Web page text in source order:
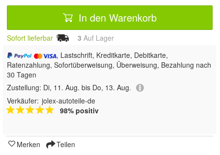
In den Warenkorb
Sofort lieferbar 3 Auf Lager
, Lastschrift, Kreditkarte, Debitkarte,
Ratenzahlung, Sofortüberweisung, Überweisung, Bezahlung nach
30 Tagen
Zustellung: Di, 11. Aug. bis Do, 13. Aug.
Verkäufer: jolex-autoteile-de
98% positiv
Merken Teilen